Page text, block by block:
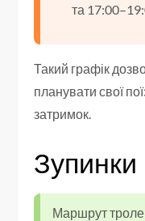
та
Такий графік
планувати свої
затримок.
Зупинки
Маршрут